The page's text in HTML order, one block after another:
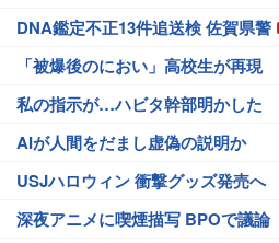
DNA鑑定不正13件追送検 佐賀県警
「被爆後のにおい」高校生が再現
私の指示が…ハビタ幹部明かした
AIが人間をだまし虚偽の説明か
USJハロウィン 衝撃グッズ発売へ
深夜アニメに喫煙描写 BPOで議論